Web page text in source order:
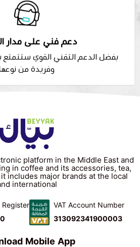
دعم فني على مدار
بفضل الدعم التقني القوي ستتمتع
وفريدة من
platform in the Middle East and
in coffee and its accessories, tea,
includes major brands at the local
international
Register
VAT Account Number
313092341900003
Mobile App